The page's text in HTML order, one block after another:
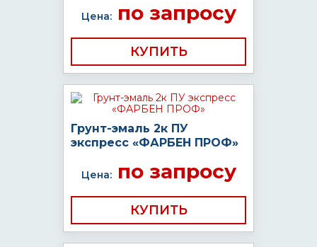
Цена:по запросу
КУПИТЬ
Грунт-эмаль 2к ПУ
экспресс «ФАРБЕН ПРОФ»
Цена:по запросу
КУПИТЬ